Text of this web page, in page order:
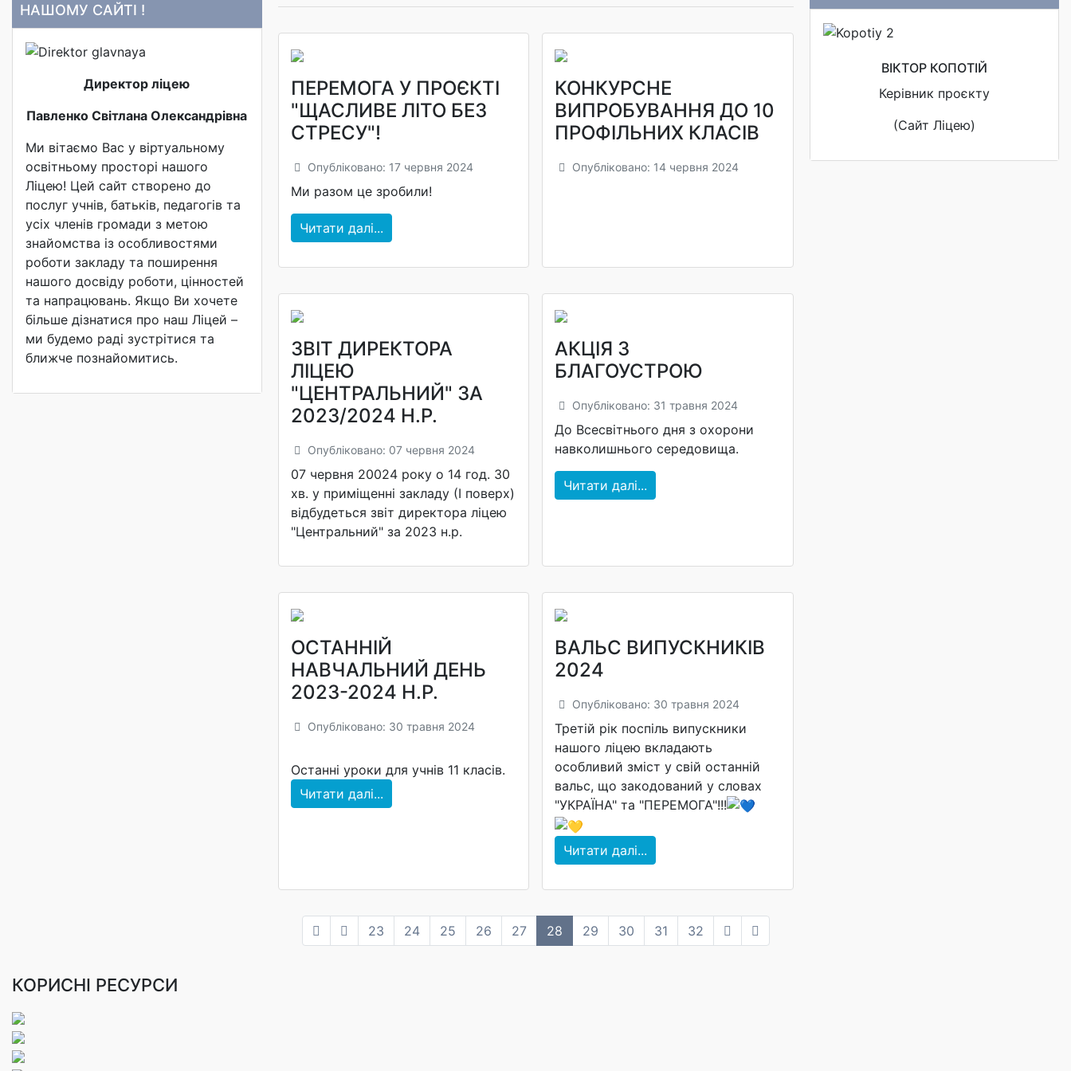
НАШОМУ САЙТІ !
Директор ліцею
Павленко Світлана Олександрівна
Ми вітаємо Вас у віртуальному
освітньому просторі нашого
Ліцею! Цей сайт створено до
послуг учнів, батьків, педагогів та
усіх членів громади з метою
знайомства із особливостями
роботи закладу та поширення
нашого досвіду роботи, цінностей
та напрацювань. Якщо Ви хочете
більше дізнатися про наш Ліцей –
ми будемо раді зустрітися та
ближче познайомитись.
ПЕРЕМОГА У ПРОЄКТІ
"ЩАСЛИВЕ ЛІТО БЕЗ
СТРЕСУ"!
Опубліковано: 17 червня 2024
Ми разом це зробили!
Читати далі...
КОНКУРСНЕ
ВИПРОБУВАННЯ ДО 10
ПРОФІЛЬНИХ КЛАСІВ
Опубліковано: 14 червня 2024
ЗВІТ ДИРЕКТОРА
ЛІЦЕЮ
"ЦЕНТРАЛЬНИЙ" ЗА
2023/2024 Н.Р.
Опубліковано: 07 червня 2024
07 червня 20024 року о 14 год. 30
хв. у приміщенні закладу (І поверх)
відбудеться звіт директора ліцею
"Центральний" за 2023 н.р.
АКЦІЯ З
БЛАГОУСТРОЮ
Опубліковано: 31 травня 2024
До Всесвітнього дня з охорони
навколишнього середовища.
Читати далі...
ОСТАННІЙ
НАВЧАЛЬНИЙ ДЕНЬ
2023-2024 Н.Р.
Опубліковано: 30 травня 2024
Останні уроки для учнів 11 класів.
Читати далі...
ВАЛЬС ВИПУСКНИКІВ
2024
Опубліковано: 30 травня 2024
Третій рік поспіль випускники
нашого ліцею вкладають
особливий зміст у свій останній
вальс, що закодований у словах
"УКРАЇНА" та "ПЕРЕМОГА"!!!
Читати далі...
23 24 25 26 27 28 29 30 31 32
ВІКТОР КОПОТІЙ
Керівник проєкту
(Сайт Ліцею)
КОРИСНІ РЕСУРСИ